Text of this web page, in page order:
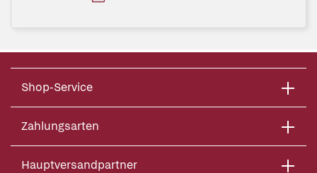
Shop-Service
Zahlungsarten
Hauptversandpartner